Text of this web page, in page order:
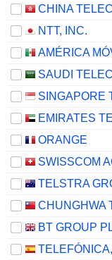
NTT, INC.
ORANGE
SWISSCOM
TELSTRA
BT GROUP